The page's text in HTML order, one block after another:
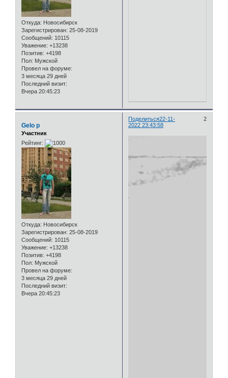
Откуда: Новосибирск
Зарегистрирован: 25-08-2019
Сообщений: 10115
Уважение: +13238
Позитив: +4198
Пол: Мужской
Провел на форуме:
3 месяца 29 дней
Последний визит:
Вчера 20:45:23
Поделиться 2
22-11-
2022 23:43:58
Gelo p
Участник
Рейтинг:
Откуда: Новосибирск
Зарегистрирован: 25-08-2019
Сообщений: 10115
Уважение: +13238
Позитив: +4198
Пол: Мужской
Провел на форуме:
3 месяца 29 дней
Последний визит:
Вчера 20:45:23